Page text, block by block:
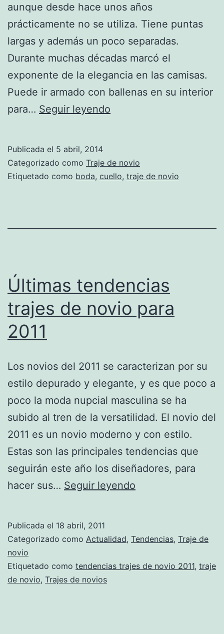
aunque desde hace unos años
prácticamente no se utiliza. Tiene puntas
largas y además un poco separadas.
Durante muchas décadas marcó el
exponente de la elegancia en las camisas.
Puede ir armado con ballenas en su interior
para… Seguir leyendo
(Parte
2)
Publicada el 5 abril, 2014
Categorizado como Traje de novio
Etiquetado como boda, cuello, traje de novio
Últimas tendencias
trajes de novio para
2011
Los novios del 2011 se caracterizan por su
estilo depurado y elegante, y es que poco a
poco la moda nupcial masculina se ha
subido al tren de la versatilidad. El novio del
2011 es un novio moderno y con estilo.
Estas son las principales tendencias que
seguirán este año los diseñadores, para
hacer sus… Seguir leyendo
de
para
Publicada el 18 abril, 2011
Categorizado como Actualidad, Tendencias, Traje de
novio
Etiquetado como tendencias trajes de novio 2011, traje
de novio, Trajes de novios